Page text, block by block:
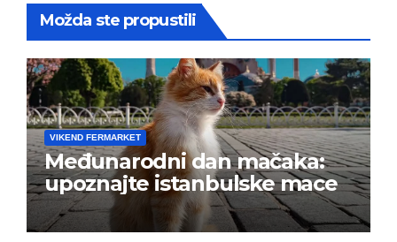
Možda ste propustili
VIKEND FERMARKET
Međunarodni dan mačaka:
upoznajte istanbulske mace